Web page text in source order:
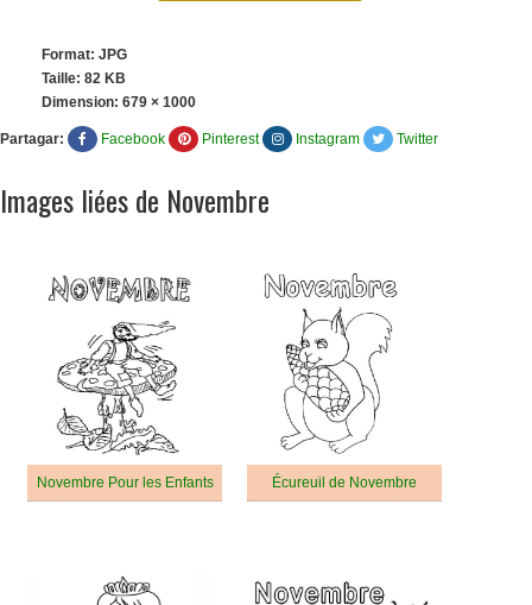
Format: JPG
Taille: 82 KB
Dimension: 679 × 1000
Partagar: Facebook Pinterest Instagram Twitter
Images liées de Novembre
Novembre Pour les Enfants Écureuil de Novembre